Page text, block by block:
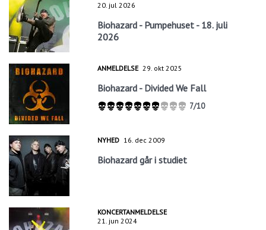
20. jul 2026
Biohazard - Pumpehuset - 18. juli
2026
ANMELDELSE 29. okt 2025
Biohazard - Divided We Fall
7/10
NYHED 16. dec 2009
Biohazard går i studiet
KONCERTANMELDELSE
21. jun 2024